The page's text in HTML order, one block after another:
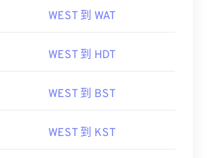
WEST 到 WAT
WEST 到 HDT
WEST 到 BST
WEST 到 KST